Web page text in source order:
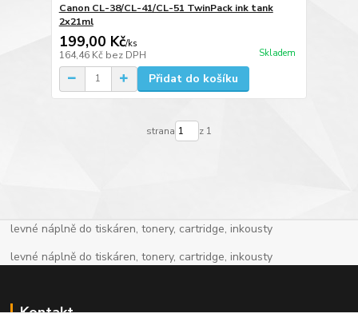
Canon CL-38/CL-41/CL-51 TwinPack ink tank
2x21ml
199,00 Kč/ks
164,46 Kč bez DPH Skladem
Přidat do košíku
strana z 1
levné náplně do tiskáren, tonery, cartridge, inkousty
levné náplně do tiskáren, tonery, cartridge, inkousty
Kontakt